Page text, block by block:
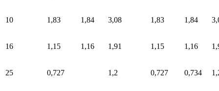
10 1,83 1,84 3,08 1,83 1,84
16 1,15 1,16 1,91 1,15 1,16
25 0,727 1,2 0,727 0,734